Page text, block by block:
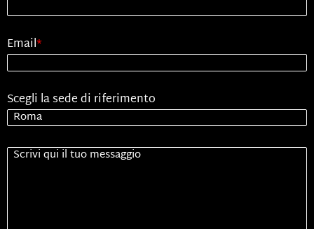
Email*
Scegli la sede di riferimento
Senza
Titolo